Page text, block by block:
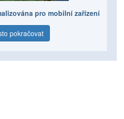
pro mobilní zařízení
pokračovat